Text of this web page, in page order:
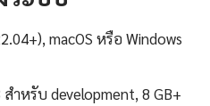
macOS หรือ Windows
ำหรับ development, 8 GB+